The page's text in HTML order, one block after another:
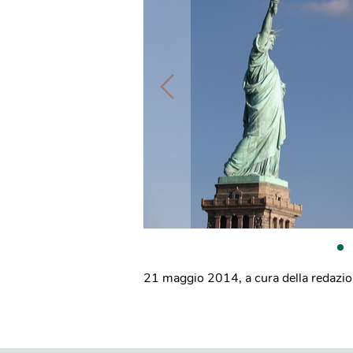
21 maggio 2014, a cura della